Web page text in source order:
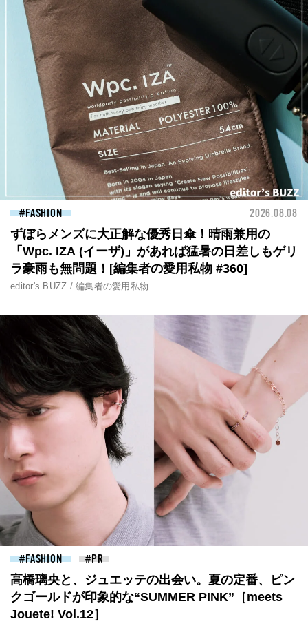
FASHION 2026.08.08
ずぼらメンズに大正解な優秀日傘！晴雨兼用の
「Wpc. IZA (イーザ)」があれば猛暑の日差しもゲリ
ラ豪雨も無問題！[編集者の愛用私物 #360]
editor's BUZZ / 編集者の愛用私物
FASHION
高橋璃央と、ジュエッテの出会い。夏の定番、ピン
クゴールドが印象的な“SUMMER PINK”［meets
Jouete! Vol.12］